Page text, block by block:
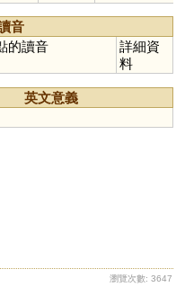
音
的讀音
詳細資
料
英文意義
瀏覽次數: 3647